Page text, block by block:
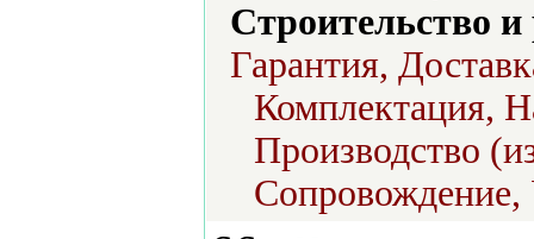
Строительство
Гарантия,
Комплектация,
Производство
Сопровождение,